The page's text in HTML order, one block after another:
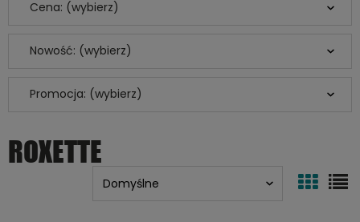
Cena: (wybierz)
Nowość: (wybierz)
Promocja: (wybierz)
ROXETTE